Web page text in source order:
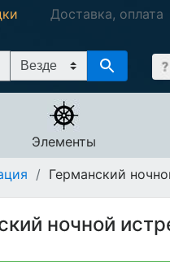
Доставка, оплата
Элементы
/ Германский
ночной